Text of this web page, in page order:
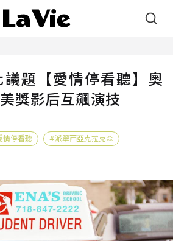
題【愛情停看聽】奧
獎影后互飆演技
情停看聽 派翠西亞克拉克森